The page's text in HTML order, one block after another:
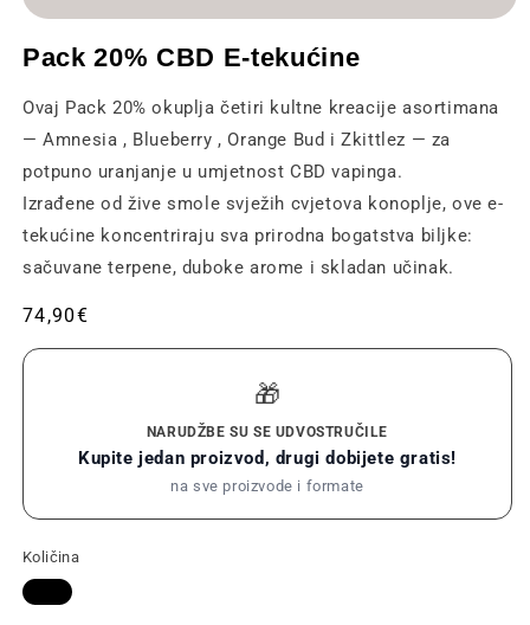
medija
1
modalnom
prozoru
Pack 20% CBD E-tekućine
Ovaj Pack 20% okuplja četiri kultne kreacije asortimana
— Amnesia , Blueberry , Orange Bud i Zkittlez — za
potpuno uranjanje u umjetnost CBD vapinga.
Izrađene od žive smole svježih cvjetova konoplje, ove e-
tekućine koncentriraju sva prirodna bogatstva biljke:
sačuvane terpene, duboke arome i skladan učinak.
Redovna
cijena
74,90€
🎁
NARUDŽBE SU SE UDVOSTRUČILE
Kupite jedan proizvod, drugi dobijete gratis!
na sve proizvode i formate
Količina